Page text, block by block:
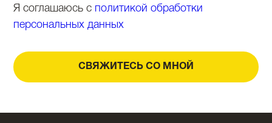
Я соглашаюсь с политикой обработки
персональных данных
СВЯЖИТЕСЬ СО МНОЙ